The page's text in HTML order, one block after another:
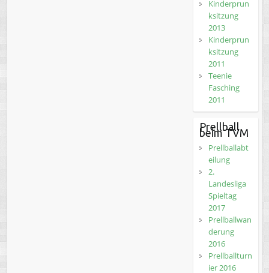
Kinderprun
ksitzung
2013
Kinderprun
ksitzung
2011
Teenie
Fasching
2011
Prellball
beim TVM
Prellballabt
eilung
2.
Landesliga
Spieltag
2017
Prellballwan
derung
2016
Prellballturn
ier 2016